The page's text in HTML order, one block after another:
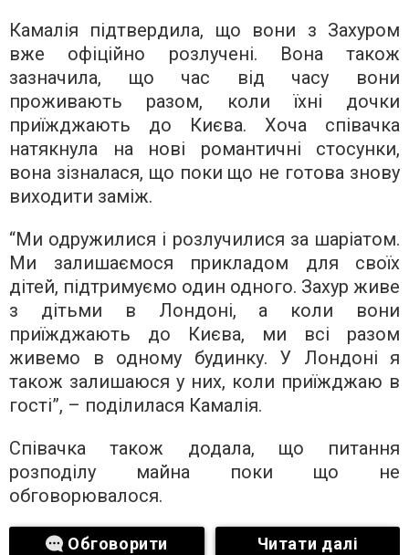
Камалія підтвердила, що вони з Захуром
вже офіційно розлучені. Вона також
зазначила, що час від часу вони
проживають разом, коли їхні дочки
приїжджають до Києва. Хоча співачка
натякнула на нові романтичні стосунки,
вона зізналася, що поки що не готова знову
виходити заміж.
“Ми одружилися і розлучилися за шаріатом.
Ми залишаємося прикладом для своїх
дітей, підтримуємо один одного. Захур живе
з дітьми в Лондоні, а коли вони
приїжджають до Києва, ми всі разом
живемо в одному будинку. У Лондоні я
також залишаюся у них, коли приїжджаю в
гості”, – поділилася Камалія.
Співачка також додала, що питання
розподілу майна поки що не
обговорювалося.
Обговорити Читати далі